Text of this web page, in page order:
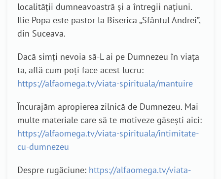
localității dumneavoastră și a întregii națiuni.
Ilie Popa este pastor la Biserica „Sfântul Andrei”,
din Suceava.
Dacă simți nevoia să-L ai pe Dumnezeu în viața
ta, află cum poți face acest lucru:
https://alfaomega.tv/viata-spirituala/mantuire
Încurajăm apropierea zilnică de Dumnezeu. Mai
multe materiale care să te motiveze găsești aici:
https://alfaomega.tv/viata-spirituala/intimitate-
cu-dumnezeu
Despre rugăciune: https://alfaomega.tv/viata-